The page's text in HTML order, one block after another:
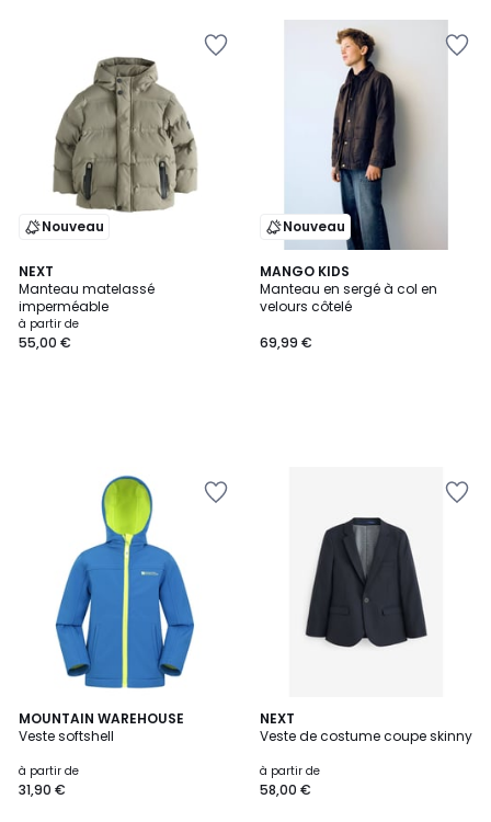
Nouveau
NEXT
Manteau matelassé
imperméable
à partir de
55,00 €
Nouveau
MANGO KIDS
Manteau en sergé à col en
velours côtelé
69,99 €
MOUNTAIN WAREHOUSE
Veste softshell
à partir de
31,90 €
4
Couleurs
NEXT
Veste de costume coupe skinny
à partir de
58,00 €